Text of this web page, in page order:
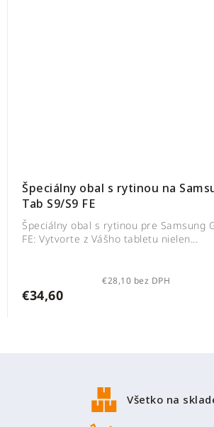
Špeciálny obal s rytinou na
Tab S9/S9 FE
€28,10 bez DPH
€34,60
Špeciálny obal s rytinou pre Samsung
FE: Vytvorte z Vášho tabletu nielen...
Všetko na